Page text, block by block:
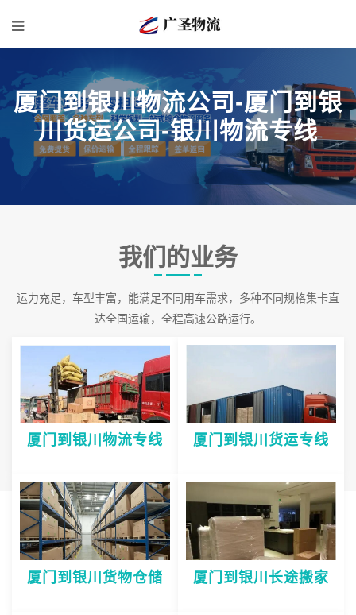
厦门到银川物流公司-厦门到银
川货运公司-银川物流专线
我们的业务
运力充足，车型丰富，能满足不同用车需求，多种不同规格集卡直
达全国运输，全程高速公路运行。
厦门到银川物流专线 厦门到银川货运专线
厦门到银川货物仓储 厦门到银川长途搬家